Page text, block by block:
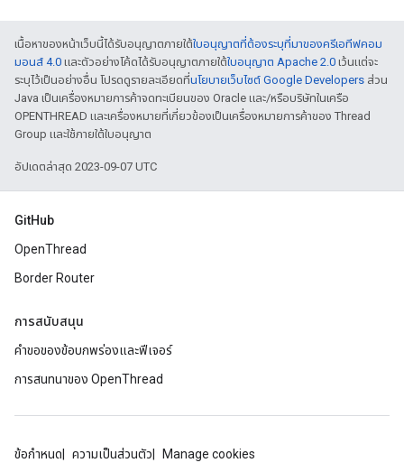
เนื้อหาของหน้าเว็บนี้ได้รับอนุญาตภายใต้ใบอนุญาตที่ต้องระบุที่มาของครีเอทีฟคอม
มอนส์ 4.0 และตัวอย่างโค้ดได้รับอนุญาตภายใต้ใบอนุญาต Apache 2.0 เว้นแต่จะ
ระบุไว้เป็นอย่างอื่น โปรดดูรายละเอียดที่นโยบายเว็บไซต์ Google Developers ส่วน
Java เป็นเครื่องหมายการค้าจดทะเบียนของ Oracle และ/หรือบริษัทในเครือ
OPENTHREAD และเครื่องหมายที่เกี่ยวข้องเป็นเครื่องหมายการค้าของ Thread
Group และใช้ภายใต้ใบอนุญาต
อัปเดตล่าสุด 2023-09-07 UTC
GitHub
OpenThread
Border Router
การสนับสนุน
คำขอของข้อบกพร่องและฟีเจอร์
การสนทนาของ OpenThread
ข้อกำหนด ความเป็นส่วนตัว Manage cookies